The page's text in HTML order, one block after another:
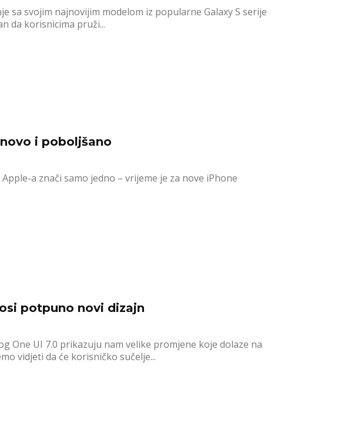
sa svojim najnovijim modelom iz popularne Galaxy S serije
da korisnicima pruži...
i poboljšano
a znači samo jedno – vrijeme je za nove iPhone
potpuno novi dizajn
One UI 7.0 prikazuju nam velike promjene koje dolaze na
vidjeti da će korisničko sučelje...